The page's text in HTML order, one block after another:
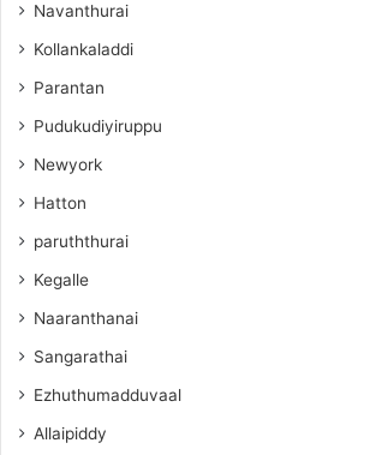
Navanthurai
Kollankaladdi
Parantan
Pudukudiyiruppu
Newyork
Hatton
paruththurai
Kegalle
Naaranthanai
Sangarathai
Ezhuthumadduvaal
Allaipiddy